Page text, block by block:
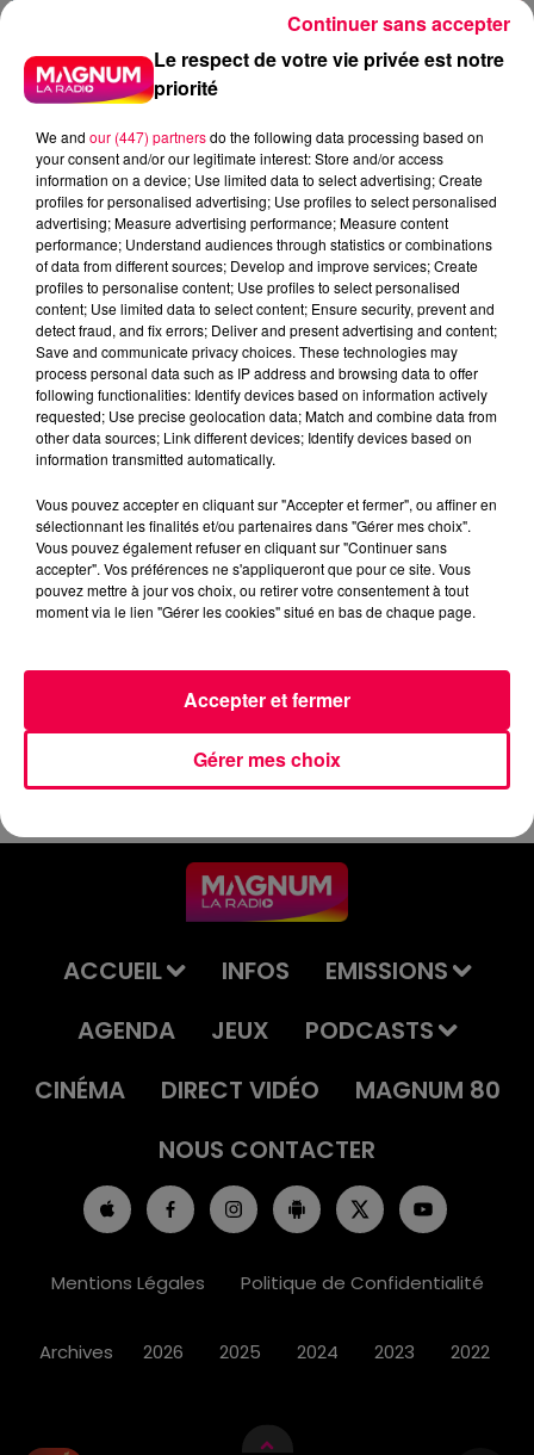
flash info Zoé Thomas
Zoé Thomas
Le flash de 19h
0:00 4 min 15 sec
21 mai 2026 - 4 min 15 sec
JEUDI SOIR - 21 MAI
ACCUEIL INFOS
EMISSIONS
AGENDA
JEUX
PODCASTS
CINÉMA
DIRECT VIDÉO
MAGNUM 80
NOUS CONTACTER
Mentions Légales Politique de Confidentialité
Archives 2026 2025 2024 2023 2022
Le respect de votre vie privée est notre
priorité
We and our (447) partnersdo the following data processing based on
your consent and/or our legitimate interest: Store and/or access
information on a device; Use limited data to select advertising; Create
profiles for personalised advertising; Use profiles to select personalised
advertising; Measure advertising performance; Measure content
performance; Understand audiences through statistics or combinations
of data from different sources; Develop and improve services; Create
profiles to personalise content; Use profiles to select personalised
content; Use limited data to select content; Ensure security, prevent and
detect fraud, and fix errors; Deliver and present advertising and content;
Save and communicate privacy choices. These technologies may
process personal data such as IP address and browsing data to offer
following functionalities: Identify devices based on information actively
requested; Use precise geolocation data; Match and combine data from
other data sources; Link different devices; Identify devices based on
information transmitted automatically.
Vous pouvez accepter en cliquant sur "Accepter et fermer", ou affiner en
sélectionnant les finalités et/ou partenaires dans "Gérer mes choix".
Vous pouvez également refuser en cliquant sur "Continuer sans
accepter". Vos préférences ne s'appliqueront que pour ce site. Vous
pouvez mettre à jour vos choix, ou retirer votre consentement à tout
moment via le lien "Gérer les cookies" situé en bas de chaque page.
Gérer mes choix
Accepter et fermer
Continuer sans accepter